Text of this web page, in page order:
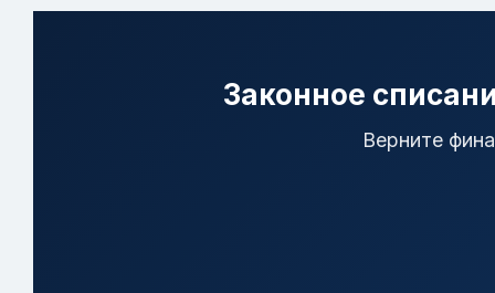
Законное
Верните